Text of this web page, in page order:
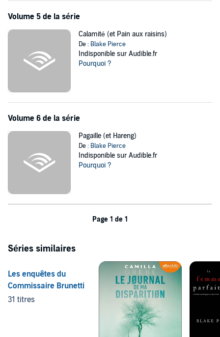
Volume 5 de la série
Calamité (et Pain aux raisins)
De : Blake Pierce
Indisponible sur Audible.fr
Pourquoi ?
Volume 6 de la série
Pagaille (et Hareng)
De : Blake Pierce
Indisponible sur Audible.fr
Pourquoi ?
Page 1 de 1
Séries similaires
Les enquêtes du
Commissaire Brunetti
31 titres